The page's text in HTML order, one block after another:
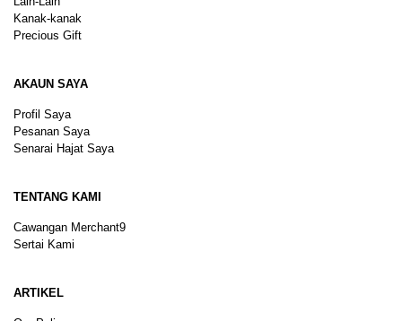
Kanak-kanak
Precious Gift
AKAUN SAYA
Profil Saya
Pesanan Saya
Senarai Hajat Saya
TENTANG KAMI
Cawangan Merchant9
Sertai Kami
ARTIKEL